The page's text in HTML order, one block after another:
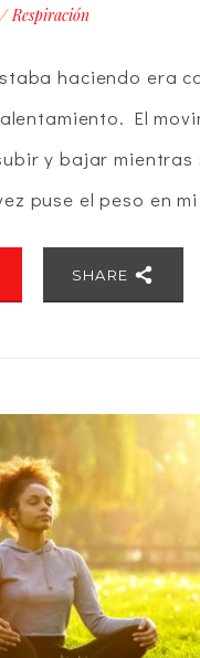
/Respiración
haciendo era
El
y bajar
puse el peso en
SHARE